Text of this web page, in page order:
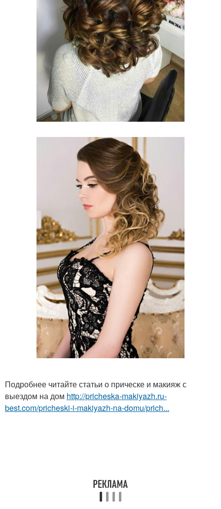
Подробнее читайте статьи о прическе и макияж с
выездом на дом http://pricheska-makiyazh.ru-
best.com/pricheski-i-makiyazh-na-domu/prich...